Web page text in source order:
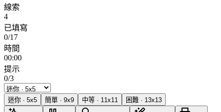
線索
4
已填寫
0/17
時間
00:00
提示
0/3
迷你 · 5x5 簡單 · 9x9 中等 · 11x11 困難 · 13x13